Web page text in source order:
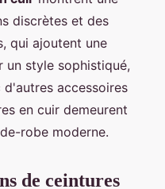
discrètes et des
qui ajoutent une
un style sophistiqué,
accessoires
en cuir demeurent
robe moderne.
de ceintures